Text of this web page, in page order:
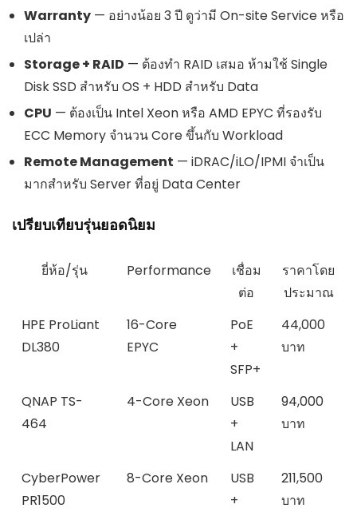
Warranty — อย่างน้อย 3 ปี ดูว่ามี On-site Service หรือ
เปล่า
Storage + RAID — ต้องทำ RAID เสมอ ห้ามใช้ Single
Disk SSD สำหรับ OS + HDD สำหรับ Data
CPU — ต้องเป็น Intel Xeon หรือ AMD EPYC ที่รองรับ
ECC Memory จำนวน Core ขึ้นกับ Workload
Remote Management — iDRAC/iLO/IPMI จำเป็น
มากสำหรับ Server ที่อยู่ Data Center
เปรียบเทียบรุ่นยอดนิยม
ยี่ห้อ/รุ่น Performance
เชื่อม
ต่อ
ราคาโดย
ประมาณ
HPE ProLiant
DL380
16-Core
EPYC
PoE
+
SFP+
44,000
บาท
QNAP TS-
464
4-Core Xeon
USB
+
LAN
94,000
บาท
CyberPower
PR1500
8-Core Xeon
USB
+
211,500
บาท